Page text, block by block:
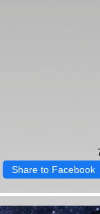
Share to Facebook